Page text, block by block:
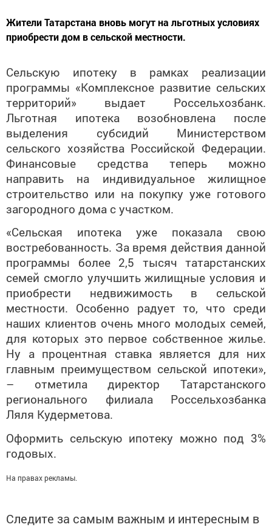
Жители Татарстана вновь могут на льготных условиях
приобрести дом в сельской местности.
Сельскую ипотеку в рамках реализации
программы «Комплексное развитие сельских
территорий» выдает Россельхозбанк.
Льготная ипотека возобновлена после
выделения субсидий Министерством
сельского хозяйства Российской Федерации.
Финансовые средства теперь можно
направить на индивидуальное жилищное
строительство или на покупку уже готового
загородного дома с участком.
«Сельская ипотека уже показала свою
востребованность. За время действия данной
программы более 2,5 тысяч татарстанских
семей смогло улучшить жилищные условия и
приобрести недвижимость в сельской
местности. Особенно радует то, что среди
наших клиентов очень много молодых семей,
для которых это первое собственное жилье.
Ну а процентная ставка является для них
главным преимуществом сельской ипотеки»,
– отметила директор Татарстанского
регионального филиала Россельхозбанка
Ляля Кудерметова.
Оформить сельскую ипотеку можно под 3%
годовых.
На правах рекламы.
Следите за самым важным и интересным в